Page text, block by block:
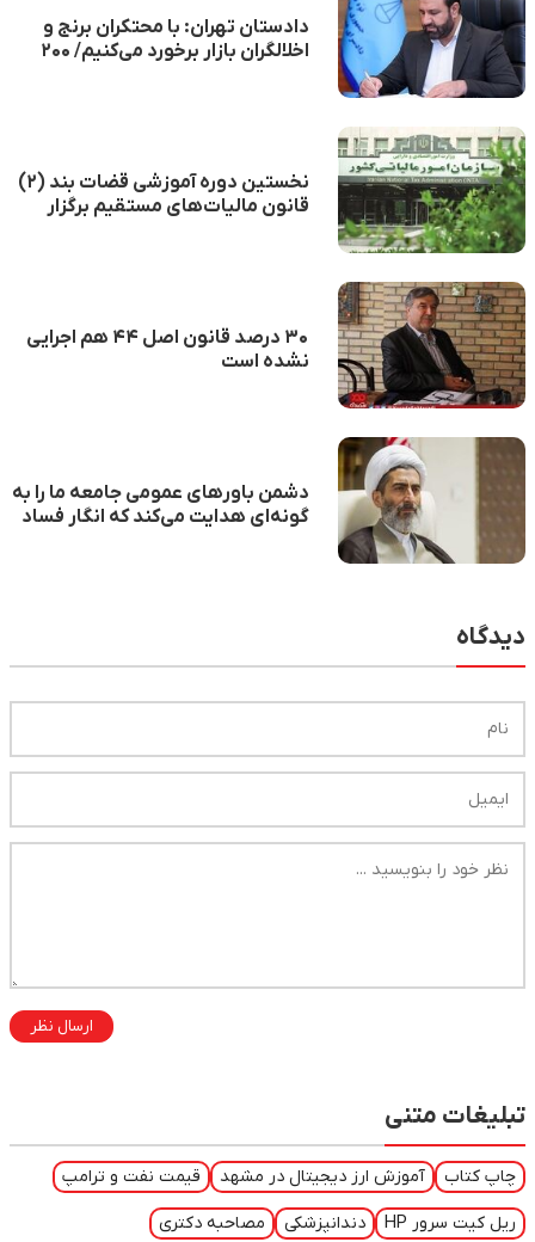
دادستان تهران: با محتکران برنج و
اخلالگران بازار برخورد می‌کنیم/ ۲۰۰
نخستین دوره آموزشی قضات بند (۲)
قانون مالیات‌های مستقیم برگزار
۳۰ درصد قانون اصل ۴۴ هم اجرایی
نشده است
دشمن باورهای عمومی جامعه ما را به
گونه‌ای هدایت می‌کند که انگار فساد
دیدگاه
ارسال نظر
تبلیغات متنی
چاپ کتاب آموزش ارز دیجیتال در مشهد قیمت نفت و ترامپ
ریل کیت سرور HP دندانپزشکی مصاحبه دکتری